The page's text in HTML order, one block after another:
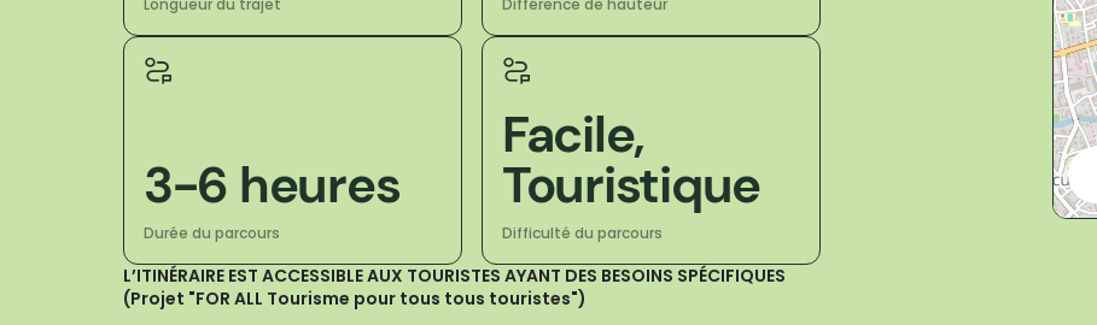
Longueur du trajet Différence de hauteur
3-6 heures
Durée du parcours
Facile,
Touristique
Difficulté du parcours
L’ITINÉRAIRE EST ACCESSIBLE AUX TOURISTES AYANT DES BESOINS SPÉCIFIQUES
(Projet "FOR ALL Tourisme pour tous tous touristes")